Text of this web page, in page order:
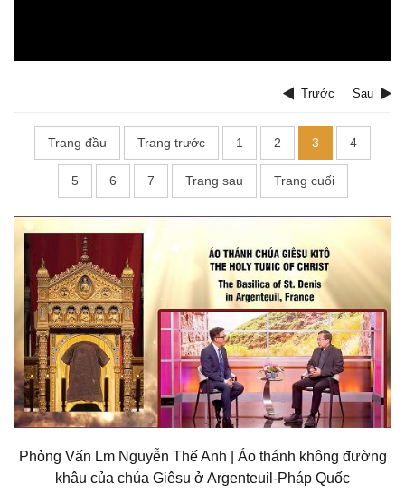
Trước Sau
Trang đầu Trang trước 1 2 3 4
5 6 7 Trang sau Trang cuối
Phỏng Vấn Lm Nguyễn Thế Anh | Áo thánh không đường
khâu của chúa Giêsu ở Argenteuil-Pháp Quốc